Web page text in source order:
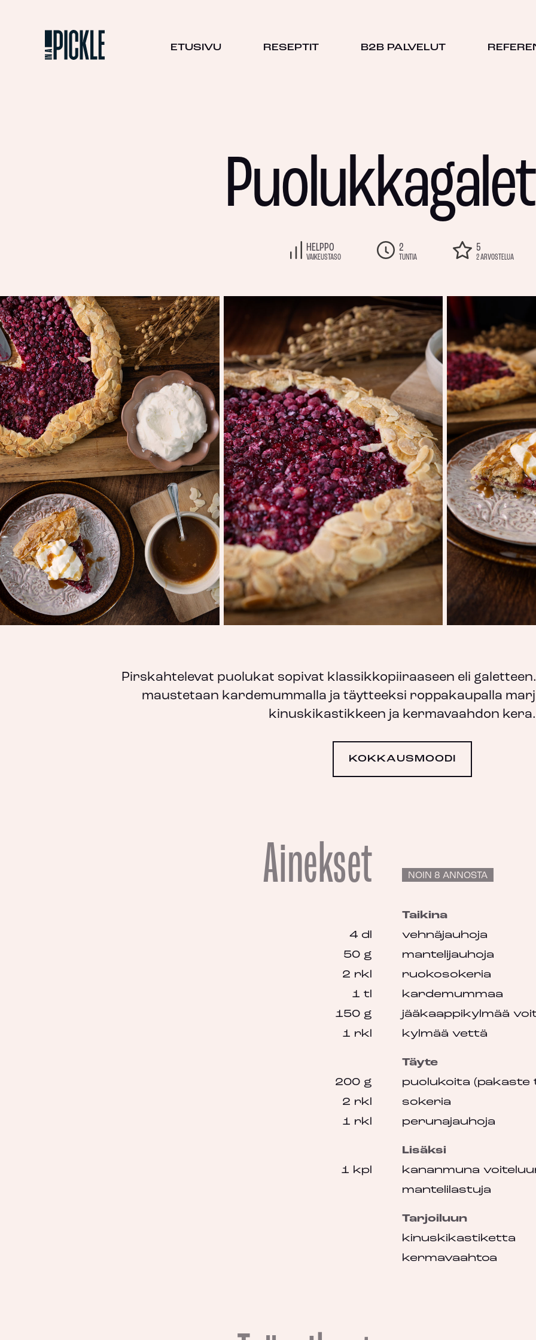
ETUSIVU RESEPTIT B2B PALVELUT
HELPPO
VAIKEUSTASO
2
TUNTIA
5
2 ARVOSTELUA
Pirskahtelevat puolukat sopivat klassikkopiiraaseen eli
maustetaan kardemummalla ja täytteeksi roppakaupalla
kinuskikastikkeen ja kermavaahdon kera.
KOKKAUSMOODI
Ainekset NOIN 8 ANNOSTA
Taikina
vehnäjauhoja
4 dl
mantelijauhoja
50 g
ruokosokeria
2 rkl
kardemummaa
1 tl
jääkaappikylmää
150 g
kylmää vettä
1 rkl
Täyte
puolukoita (pakaste
200 g
sokeria
2 rkl
perunajauhoja
1 rkl
Lisäksi
kananmuna
1 kpl
mantelilastuja
Tarjoiluun
kinuskikastiketta
kermavaahtoa